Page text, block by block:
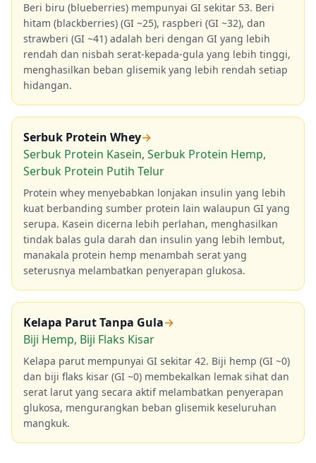
Beri biru (blueberries) mempunyai GI sekitar 53. Beri
hitam (blackberries) (GI ~25), raspberi (GI ~32), dan
strawberi (GI ~41) adalah beri dengan GI yang lebih
rendah dan nisbah serat-kepada-gula yang lebih tinggi,
menghasilkan beban glisemik yang lebih rendah setiap
hidangan.
Serbuk Protein Whey→
Serbuk Protein Kasein, Serbuk Protein Hemp,
Serbuk Protein Putih Telur
Protein whey menyebabkan lonjakan insulin yang lebih
kuat berbanding sumber protein lain walaupun GI yang
serupa. Kasein dicerna lebih perlahan, menghasilkan
tindak balas gula darah dan insulin yang lebih lembut,
manakala protein hemp menambah serat yang
seterusnya melambatkan penyerapan glukosa.
Kelapa Parut Tanpa Gula→
Biji Hemp, Biji Flaks Kisar
Kelapa parut mempunyai GI sekitar 42. Biji hemp (GI ~0)
dan biji flaks kisar (GI ~0) membekalkan lemak sihat dan
serat larut yang secara aktif melambatkan penyerapan
glukosa, mengurangkan beban glisemik keseluruhan
mangkuk.